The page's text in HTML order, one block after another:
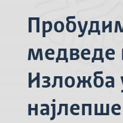
медведе
Изложба